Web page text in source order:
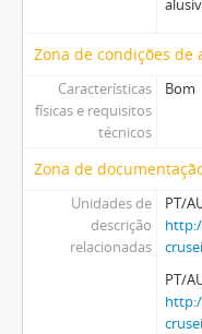
Zona de condições de
Características
físicas e requisitos
técnicos
Bom
Zona de
Unidades de
descrição
relacionadas
PT/
PT/